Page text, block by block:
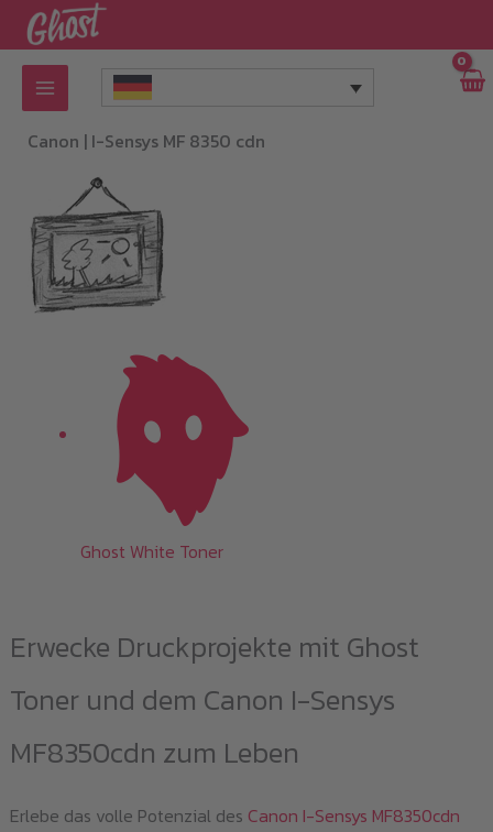
Zum
Inhalt
springen
Canon | I-Sensys MF 8350 cdn
Ghost White Toner
Erwecke Druckprojekte mit Ghost
Toner und dem Canon I-Sensys
MF8350cdn zum Leben
Erlebe das volle Potenzial des Canon I-Sensys MF8350cdn